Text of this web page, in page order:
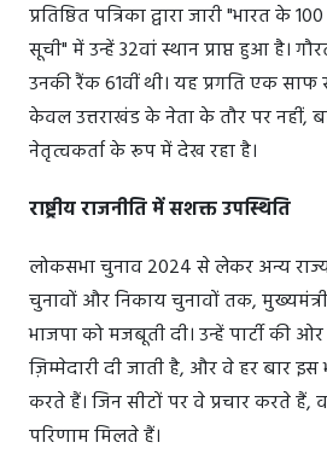
प्रतिष्ठित पत्रिका द्वारा जारी "भारत
सूची" में उन्हें 32वां स्थान प्राप्त हुआ है।
उनकी रैंक 61वीं थी। यह प्रगति एक
केवल उत्तराखंड के नेता के तौर पर नहीं,
नेतृत्वकर्ता के रूप में देख रहा है।
राष्ट्रीय राजनीति में सशक्त उपस्थिति
लोकसभा चुनाव 2024 से लेकर अन्य
चुनावों और निकाय चुनावों तक,
भाजपा को मजबूती दी। उन्हें पार्टी की
ज़िम्मेदारी दी जाती है, और वे हर बार इस
करते हैं। जिन सीटों पर वे प्रचार करते हैं,
परिणाम मिलते हैं।